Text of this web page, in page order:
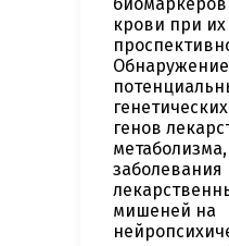
крови при их
Обнаружение
генов
заболевания
мишеней на